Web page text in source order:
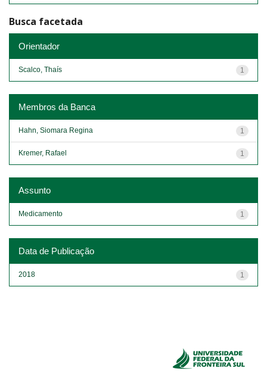
Busca facetada
Orientador
1
Scalco, Thaís
Membros da Banca
1
Hahn, Siomara Regina
1
Kremer, Rafael
Assunto
1
Medicamento
Data de Publicação
1
2018